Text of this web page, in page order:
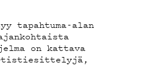
tapahtuma-alan
on kattava